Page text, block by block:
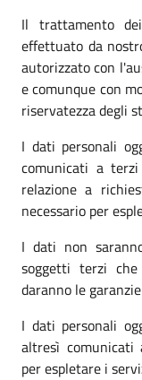
Il trattamento
effettuato da
autorizzato con
e comunque con
riservatezza degli
I dati personali
comunicati a
relazione a
necessario per
I dati non
soggetti terzi
daranno le
I dati personali
altresì comunicati
per espletare i